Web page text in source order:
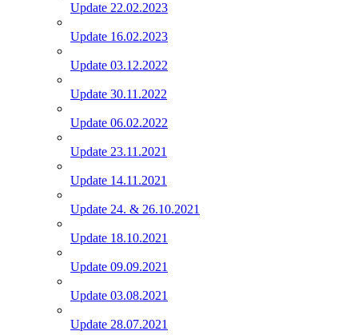
Update 22.02.2023
Update 16.02.2023
Update 03.12.2022
Update 30.11.2022
Update 06.02.2022
Update 23.11.2021
Update 14.11.2021
Update 24. & 26.10.2021
Update 18.10.2021
Update 09.09.2021
Update 03.08.2021
Update 28.07.2021